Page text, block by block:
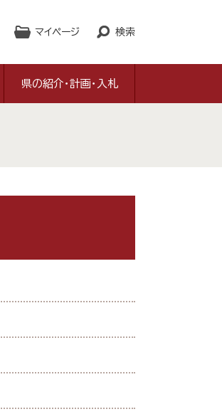
マイページ 検索
県の紹介・計画・入札